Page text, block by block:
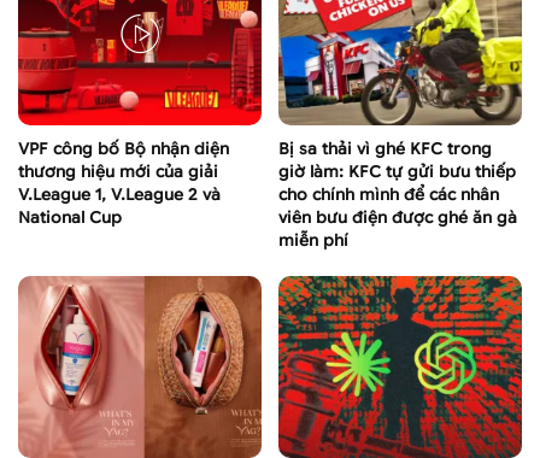
VPF công bố Bộ nhận diện
thương hiệu mới của giải
V.League 1, V.League 2 và
National Cup
Bị sa thải vì ghé KFC trong
giờ làm: KFC tự gửi bưu thiếp
cho chính mình để các nhân
viên bưu điện được ghé ăn gà
miễn phí